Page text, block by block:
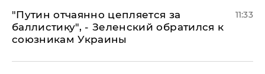
"Путин отчаянно цепляется за
баллистику", - Зеленский обратился к
союзникам Украины
11:33